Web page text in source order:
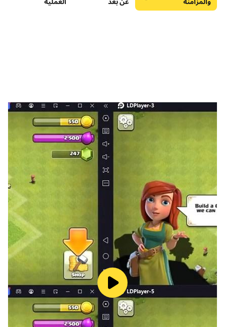
With over 10 styles to choose from, Mix & Match outfits
[AFK Grinding, Easy Progress!]
Stay in training mode even when offline! Come back to massive
rewards and power up effortlessly!
Venture into a world full of Mystery, Adventure, and Fierce
Battles. Join now and become the Ultimate Adventurer!